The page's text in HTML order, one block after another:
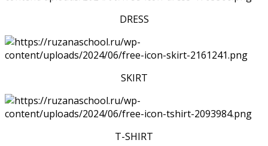
DRESS
SKIRT
T-SHIRT